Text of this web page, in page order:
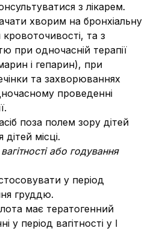
з лікарем.
хворим на бронхіальну
та з
при одночасній терапії
і гепарин), при
та захворюваннях
проведенні
поза полем зору дітей
місці.
або годування
у період
груддю.
має тератогенний
у період вагітності у І